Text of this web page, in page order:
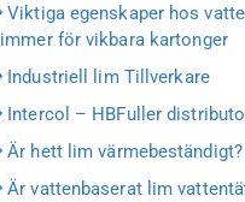
Viktiga egenskaper hos
limmer för vikbara kartonger
Industriell lim Tillverkare
Intercol – HBFuller
Är hett lim värmebeständigt?
Är vattenbaserat lim